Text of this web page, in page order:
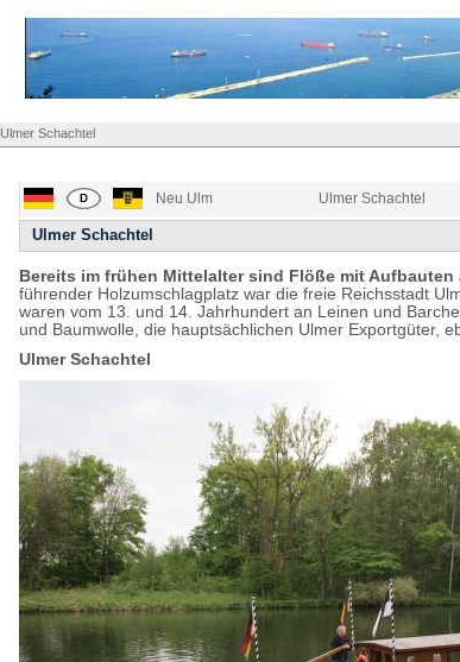
Ulmer Schachtel
Neu Ulm Ulmer Schachtel
Ulmer Schachtel
Bereits im frühen Mittelalter sind Flöße mit Aufbauten
führender Holzumschlagplatz war die freie Reichsstadt
waren vom 13. und 14. Jahrhundert an Leinen und
und Baumwolle, die hauptsächlichen Ulmer Exportgüter,
Ulmer Schachtel